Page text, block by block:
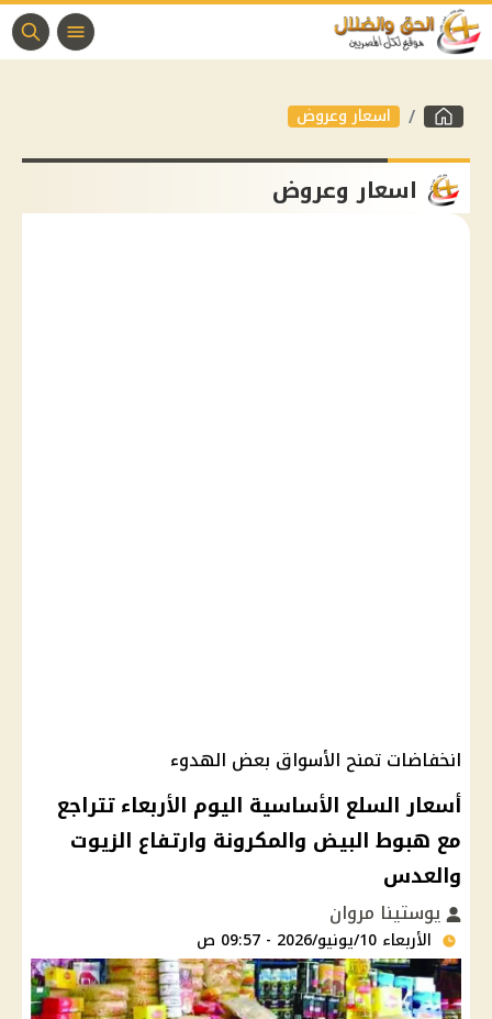
اسعار وعروض
اسعار وعروض
انخفاضات تمنح الأسواق بعض الهدوء
أسعار السلع الأساسية اليوم الأربعاء تتراجع
مع هبوط البيض والمكرونة وارتفاع الزيوت
والعدس
يوستينا مروان
الأربعاء 10/يونيو/2026 - 09:57 ص